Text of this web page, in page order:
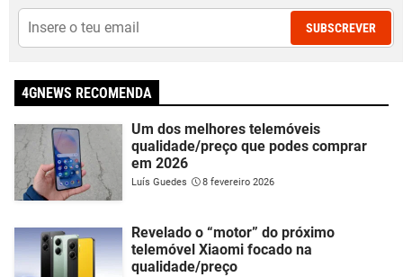
SUBSCREVER
4GNEWS RECOMENDA
Um dos melhores telemóveis
qualidade/preço que podes comprar
em 2026
Luís Guedes 8 fevereiro 2026
Revelado o “motor” do próximo
telemóvel Xiaomi focado na
qualidade/preço